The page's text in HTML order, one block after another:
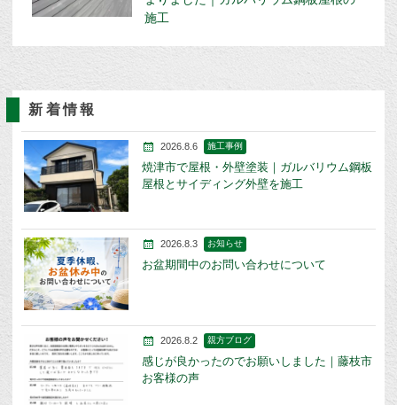
施工
新着情報
2026.8.6 施工事例
焼津市で屋根・外壁塗装｜ガルバリウム鋼板
屋根とサイディング外壁を施工
2026.8.3 お知らせ
お盆期間中のお問い合わせについて
2026.8.2 親方ブログ
感じが良かったのでお願いしました｜藤枝市
お客様の声